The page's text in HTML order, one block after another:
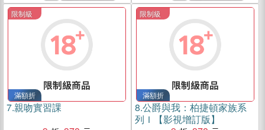
限制級
滿額折
7.親吻實習課
限制級
滿額折
8.公爵與我：柏捷頓家族系
列Ｉ【影視增訂版】